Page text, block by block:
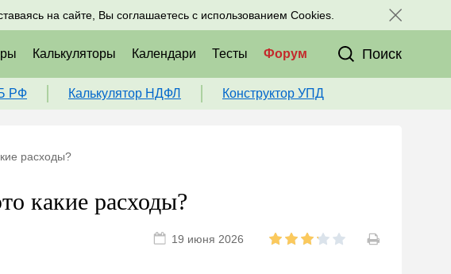
на сайте, Вы соглашаетесь с использованием Cookies.
Присоединяйтесь к нам в соц. сетях:
Калькуляторы Календари Тесты Форум Поиск
РФ Калькулятор НДФЛ Конструктор УПД
расходы?
какие расходы?
19 июня 2026